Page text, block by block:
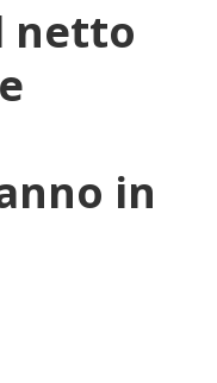
netto
in